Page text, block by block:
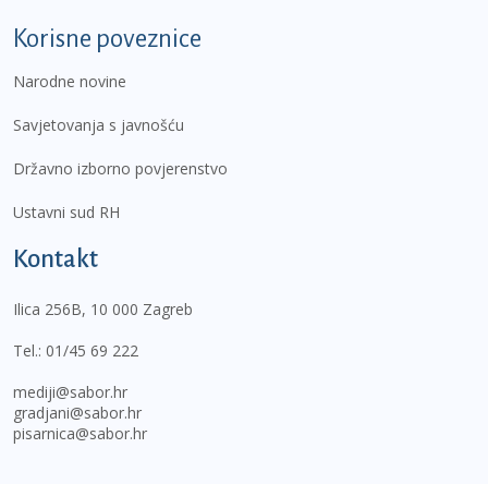
Korisne poveznice
Narodne novine
Savjetovanja s javnošću
Državno izborno povjerenstvo
Ustavni sud RH
Kontakt
Ilica 256B, 10 000 Zagreb
Tel.: 01/45 69 222
mediji@sabor.hr
gradjani@sabor.hr
pisarnica@sabor.hr